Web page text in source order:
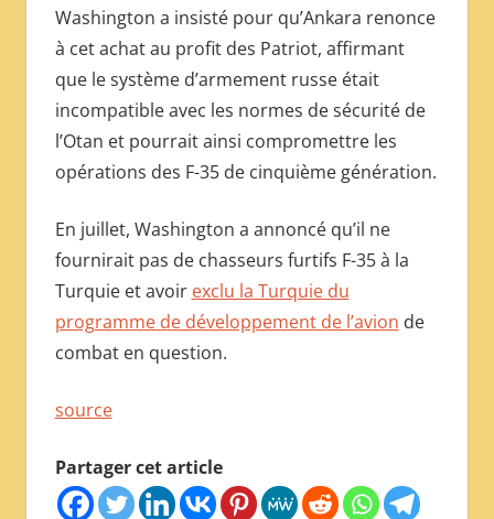
Washington a insisté pour qu’Ankara renonce
à cet achat au profit des Patriot, affirmant
que le système d’armement russe était
incompatible avec les normes de sécurité de
l’Otan et pourrait ainsi compromettre les
opérations des F-35 de cinquième génération.
En juillet, Washington a annoncé qu’il ne
fournirait pas de chasseurs furtifs F-35 à la
Turquie et avoir exclu la Turquie du
programme de développement de l’avion de
combat en question.
source
Partager cet article